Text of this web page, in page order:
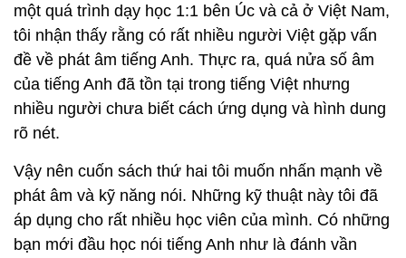
một quá trình dạy học 1:1 bên Úc và cả ở Việt Nam,
tôi nhận thấy rằng có rất nhiều người Việt gặp vấn
đề về phát âm tiếng Anh. Thực ra, quá nửa số âm
của tiếng Anh đã tồn tại trong tiếng Việt nhưng
nhiều người chưa biết cách ứng dụng và hình dung
rõ nét.
Vậy nên cuốn sách thứ hai tôi muốn nhấn mạnh về
phát âm và kỹ năng nói. Những kỹ thuật này tôi đã
áp dụng cho rất nhiều học viên của mình. Có những
bạn mới đầu học nói tiếng Anh như là đánh vần